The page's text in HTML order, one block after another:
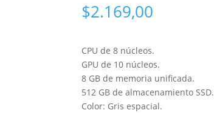
$2.169,00
CPU de 8 núcleos.
GPU de 10 núcleos.
8 GB de memoria unificada.
512 GB de almacenamiento SSD.
Color: Gris espacial.